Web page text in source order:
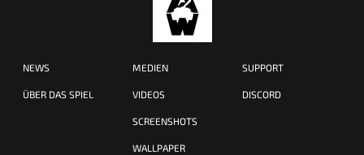
NEWS
ÜBER DAS SPIEL
MEDIEN
VIDEOS
SCREENSHOTS
WALLPAPER
SUPPORT
DISCORD